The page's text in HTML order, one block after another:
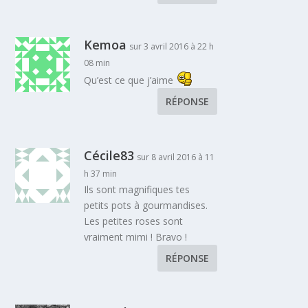
Kemoa sur 3 avril 2016 à 22 h
08 min
Qu’est ce que j’aime
RÉPONSE
Cécile83 sur 8 avril 2016 à 11
h 37 min
Ils sont magnifiques tes
petits pots à gourmandises.
Les petites roses sont
vraiment mimi ! Bravo !
RÉPONSE